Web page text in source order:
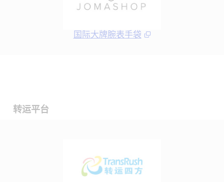
国际大牌腕表手袋
转运平台